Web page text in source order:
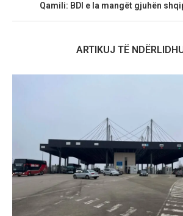
Qamili: BDI e la mangët gjuhën
ARTIKUJ TË